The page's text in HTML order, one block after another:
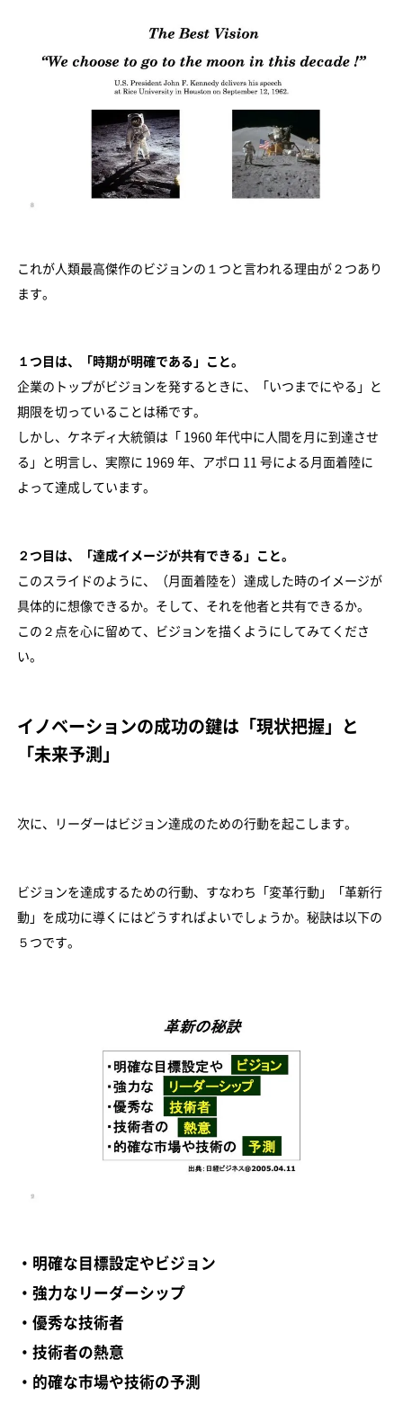
これが人類最高傑作のビジョンの１つと言われる理由が２つあり
ます。
１つ目は、「時期が明確である」こと。
企業のトップがビジョンを発するときに、「いつまでにやる」と
期限を切っていることは稀です。
しかし、ケネディ大統領は「 1960 年代中に人間を月に到達させ
る」と明言し、実際に 1969 年、アポロ 11 号による月面着陸に
よって達成しています。
２つ目は、「達成イメージが共有できる」こと。
このスライドのように、（月面着陸を）達成した時のイメージが
具体的に想像できるか。そして、それを他者と共有できるか。
この２点を心に留めて、ビジョンを描くようにしてみてくださ
い。
イノベーションの成功の鍵は「現状把握」と
「未来予測」
次に、リーダーはビジョン達成のための行動を起こします。
ビジョンを達成するための行動、すなわち「変革行動」「革新行
動」を成功に導くにはどうすればよいでしょうか。秘訣は以下の
５つです。
・明確な目標設定やビジョン
・強力なリーダーシップ
・優秀な技術者
・技術者の熱意
・的確な市場や技術の予測